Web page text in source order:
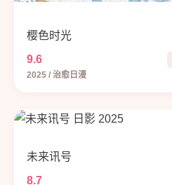
樱色时光
9.6
2025 / 治愈日漫
未来讯号
8.7